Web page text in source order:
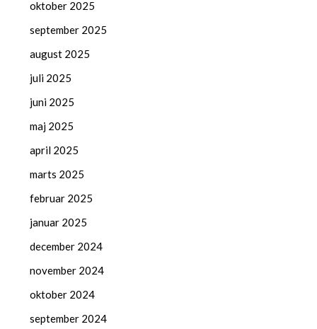
oktober 2025
september 2025
august 2025
juli 2025
juni 2025
maj 2025
april 2025
marts 2025
februar 2025
januar 2025
december 2024
november 2024
oktober 2024
september 2024